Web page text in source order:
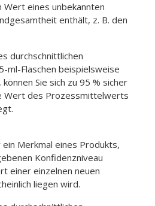
Wert eines unbekannten
enthält, z. B. den
durchschnittlichen
ml-Flaschen beispielsweise
Sie sich zu 95 % sicher
Wert des Prozessmittelwerts
Merkmal eines Produkts,
Konfidenzniveau
einer einzelnen neuen
liegen wird.